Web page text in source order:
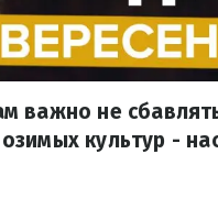
важно не
культур -